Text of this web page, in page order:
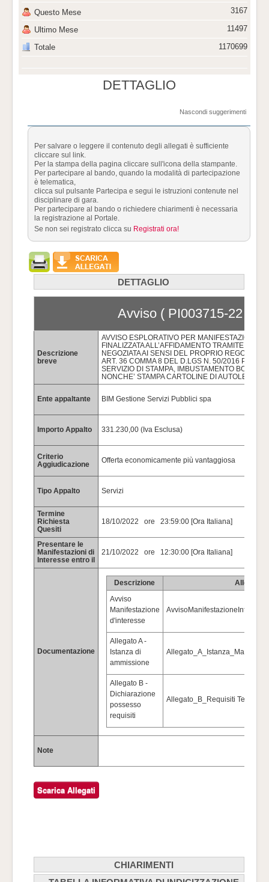
Questo Mese
Ultimo Mese
Totale
3167
11497
1170699
DETTAGLIO
Nascondi suggerimenti
Per salvare o leggere il contenuto degli allegati è sufficiente
cliccare sul link.
Per la stampa della pagina cliccare sull'icona della stampante.
Per partecipare al bando, quando la modalità di partecipazione
è telematica,
clicca sul pulsante Partecipa e segui le istruzioni contenute nel
disciplinare di gara.
Per partecipare al bando o richiedere chiarimenti è necessaria
la registrazione al Portale.
Se non sei registrato clicca su Registrati ora!
DETTAGLIO
Avviso ( PI003715-22 )
Descrizione
breve
AVVISO ESPLORATIVO PER MANIFESTAZIONE
FINALIZZATA ALL’AFFIDAMENTO TRAMITE
NEGOZIATA AI SENSI DEL PROPRIO
ART. 36 COMMA 8 DEL D.LGS N. 50/2016 PER
SERVIZIO DI STAMPA, IMBUSTAMENTO
NONCHE’ STAMPA CARTOLINE DI
Ente appaltante BIM Gestione Servizi Pubblici spa
Importo Appalto 331.230,00 (Iva Esclusa)
Criterio
Aggiudicazione
Offerta economicamente più vantaggiosa
Tipo Appalto Servizi
Termine
Richiesta
Quesiti
18/10/2022 ore 23:59:00 [Ora Italiana]
Presentare le
Manifestazioni di
Interesse entro il
21/10/2022 ore 12:30:00 [Ora Italiana]
Documentazione
Descrizione
Allegato
Avviso
Manifestazione
d'interesse
AvvisoManifestazioneInteresse
Allegato A -
Istanza di
ammissione
Allegato B -
Dichiarazione
possesso
requisiti
Allegato_B_Requisiti
Note
CHIARIMENTI